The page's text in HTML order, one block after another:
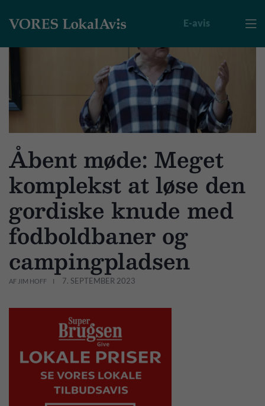

E-avis
Åbent møde: Meget
komplekst at løse den
gordiske knude med
fodboldbaner og
campingpladsen
AF JIM HOFF 7. SEPTEMBER 2023